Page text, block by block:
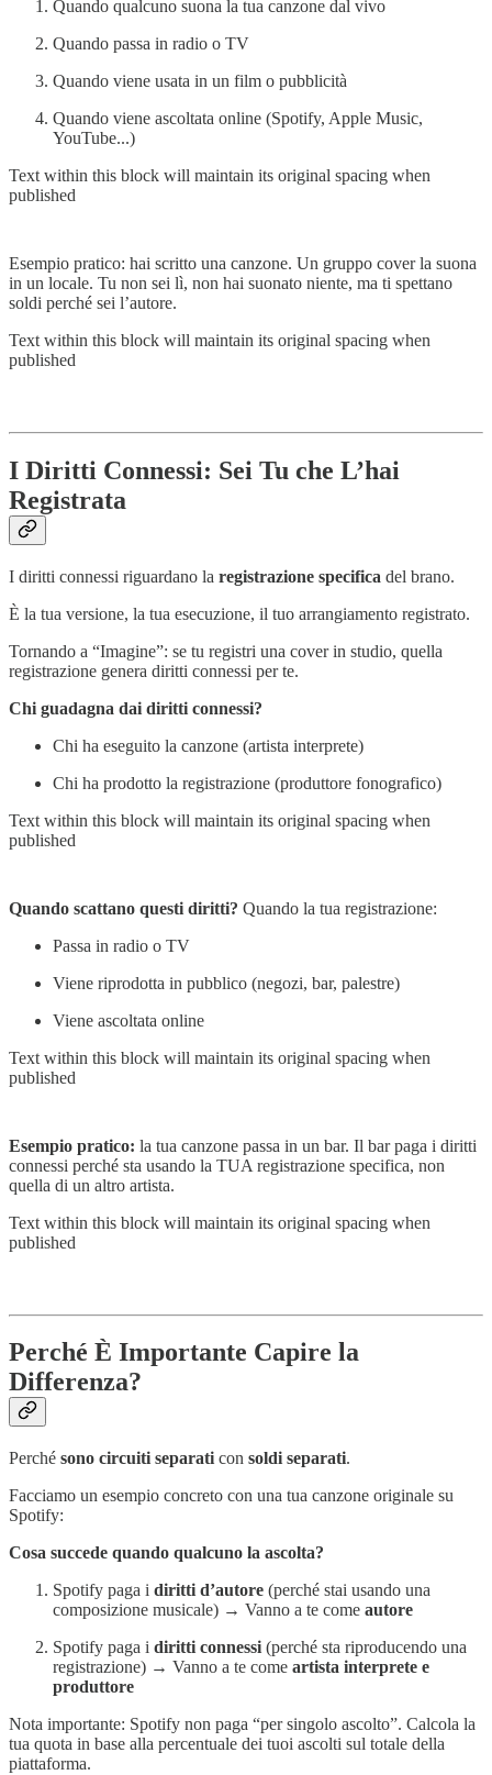
Quando qualcuno suona la tua canzone dal vivo
Quando passa in radio o TV
Quando viene usata in un film o pubblicità
Quando viene ascoltata online (Spotify, Apple Music,
YouTube...)
Text within this block will maintain its original spacing when
published
Esempio pratico: hai scritto una canzone. Un gruppo cover la suona
in un locale. Tu non sei lì, non hai suonato niente, ma ti spettano
soldi perché sei l’autore.
Text within this block will maintain its original spacing when
published
I Diritti Connessi: Sei Tu che L’hai
Registrata
I diritti connessi riguardano la registrazione specifica del brano.
È la tua versione, la tua esecuzione, il tuo arrangiamento registrato.
Tornando a “Imagine”: se tu registri una cover in studio, quella
registrazione genera diritti connessi per te.
Chi guadagna dai diritti connessi?
Chi ha eseguito la canzone (artista interprete)
Chi ha prodotto la registrazione (produttore fonografico)
Text within this block will maintain its original spacing when
published
Quando scattano questi diritti? Quando la tua registrazione:
Passa in radio o TV
Viene riprodotta in pubblico (negozi, bar, palestre)
Viene ascoltata online
Text within this block will maintain its original spacing when
published
Esempio pratico: la tua canzone passa in un bar. Il bar paga i diritti
connessi perché sta usando la TUA registrazione specifica, non
quella di un altro artista.
Text within this block will maintain its original spacing when
published
Perché È Importante Capire la
Differenza?
Perché sono circuiti separati con soldi separati.
Facciamo un esempio concreto con una tua canzone originale su
Spotify:
Cosa succede quando qualcuno la ascolta?
Spotify paga i diritti d’autore (perché stai usando una
composizione musicale) → Vanno a te come autore
Spotify paga i diritti connessi (perché sta riproducendo una
registrazione) → Vanno a te come artista interprete e
produttore
Nota importante: Spotify non paga “per singolo ascolto”. Calcola la
tua quota in base alla percentuale dei tuoi ascolti sul totale della
piattaforma.